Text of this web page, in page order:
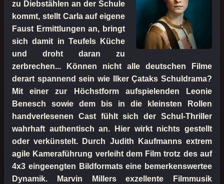
zu Diebstählen an der Schule
kommt, stellt Carla auf eigene
Faust Ermittlungen an, bringt
sich damit in Teufels Küche
und droht daran zu
zerbrechen... Können nicht alle deutschen Filme
derart spannend sein wie Ilker Çataks Schuldrama?
Mit einer zur Höchstform aufspielenden Leonie
Benesch sowie dem bis in die kleinsten Rollen
handverlesenen Cast fühlt sich der Schul-Thriller
wahrhaft authentisch an. Hier wirkt nichts gestellt
oder verkünstelt. Durch Judith Kaufmanns extrem
agile Kameraführung verleiht dem Film trotz des auf
4x3 eingeengten Bildformats eine bemerkenswertee
Dynamik. Marvin Millers exzellente Filmmusik